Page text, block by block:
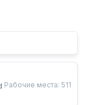
Рабочие места: 511